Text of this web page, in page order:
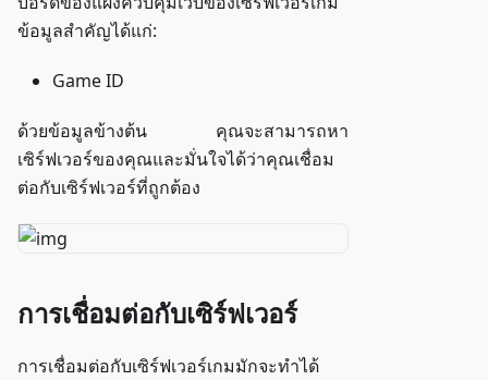
ข้อมูลสำคัญได้แก่:
Game ID
ด้วยข้อมูลข้างต้น คุณจะสามารถหา
เซิร์ฟเวอร์ของคุณและมั่นใจได้ว่าคุณเชื่อม
ต่อกับเซิร์ฟเวอร์ที่ถูกต้อง
การเชื่อมต่อกับเซิร์ฟเวอร์
การเชื่อมต่อกับเซิร์ฟเวอร์เกมมักจะทำได้